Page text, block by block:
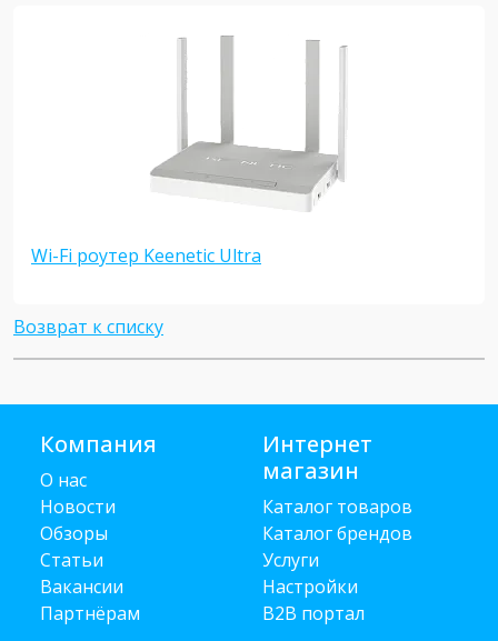
Wi-Fi роутер Keenetic Ultra
Возврат к списку
Компания
О нас
Новости
Обзоры
Статьи
Вакансии
Партнёрам
Интернет
магазин
Каталог товаров
Каталог брендов
Услуги
Настройки
B2B портал